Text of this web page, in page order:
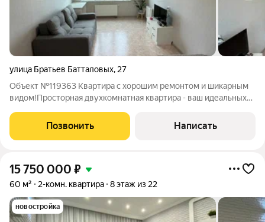
улица Братьев Батталовых, 27
Объект №119363 Квартира с хорошим ремонтом и шикарным
видом!Просторная двухкомнатная квартира - ваш идеальных
две изолированные комнаты, просторная кухня. Большие окна
пропускают много
Позвонить Написать
15 750 000 ₽
60 м² 2-комн. квартира 8 этаж из 22
новостройка